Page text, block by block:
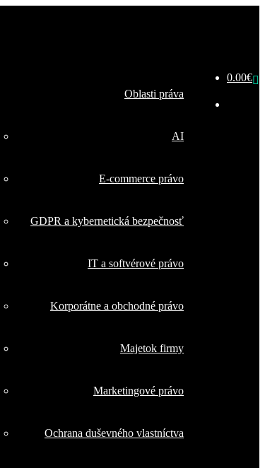
Oblasti práva
AI
E-commerce právo
GDPR a kybernetická bezpečnosť
IT a softvérové právo
Korporátne a obchodné právo
Majetok firmy
Marketingové právo
Ochrana duševného vlastníctva
0.00€